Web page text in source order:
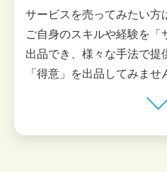
サービスを売ってみたい方
ご自身のスキルや経験を
出品でき、様々な手法で
「得意」を出品してみませ